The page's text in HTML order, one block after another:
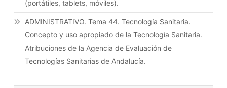
(portátiles, tablets, móviles).
ADMINISTRATIVO. Tema 44. Tecnología Sanitaria.
Concepto y uso apropiado de la Tecnología Sanitaria.
Atribuciones de la Agencia de Evaluación de
Tecnologías Sanitarias de Andalucía.